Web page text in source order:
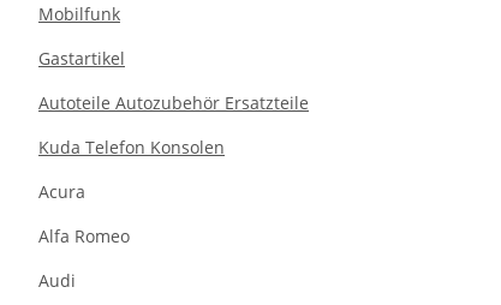
Mobilfunk
Gastartikel
Autoteile Autozubehör Ersatzteile
Kuda Telefon Konsolen
Acura
Alfa Romeo
Audi